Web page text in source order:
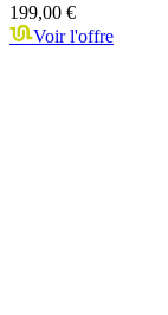
199,00 €
Voir l'offre